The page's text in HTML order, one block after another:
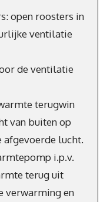
open roosters in
ventilatie
de ventilatie
terugwin
van buiten op
afgevoerde lucht.
i.p.v.
terug uit
verwarming en